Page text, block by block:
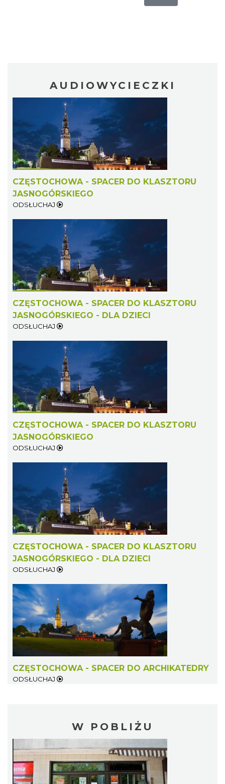
AUDIOWYCIECZKI
CZĘSTOCHOWA - SPACER DO KLASZTORU
JASNOGÓRSKIEGO
ODSŁUCHAJ
CZĘSTOCHOWA - SPACER DO KLASZTORU
JASNOGÓRSKIEGO - DLA DZIECI
ODSŁUCHAJ
CZĘSTOCHOWA - SPACER DO KLASZTORU
JASNOGÓRSKIEGO
ODSŁUCHAJ
CZĘSTOCHOWA - SPACER DO KLASZTORU
JASNOGÓRSKIEGO - DLA DZIECI
ODSŁUCHAJ
CZĘSTOCHOWA - SPACER DO ARCHIKATEDRY
ODSŁUCHAJ
W POBLIŻU